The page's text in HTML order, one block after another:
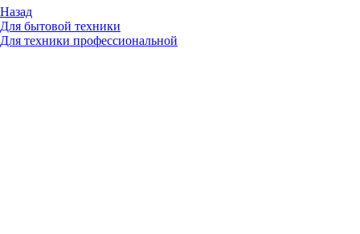
Назад
Для бытовой техники
Для техники профессиональной